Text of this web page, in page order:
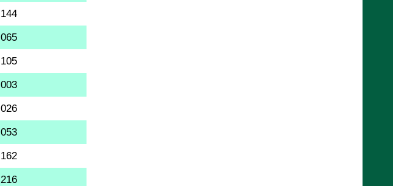
144
065
105
003
026
053
162
216